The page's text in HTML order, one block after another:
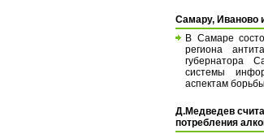
Самару, Иваново
В Самаре
региона
губернатора
системы
аспектам
Д.Медведев
потребления